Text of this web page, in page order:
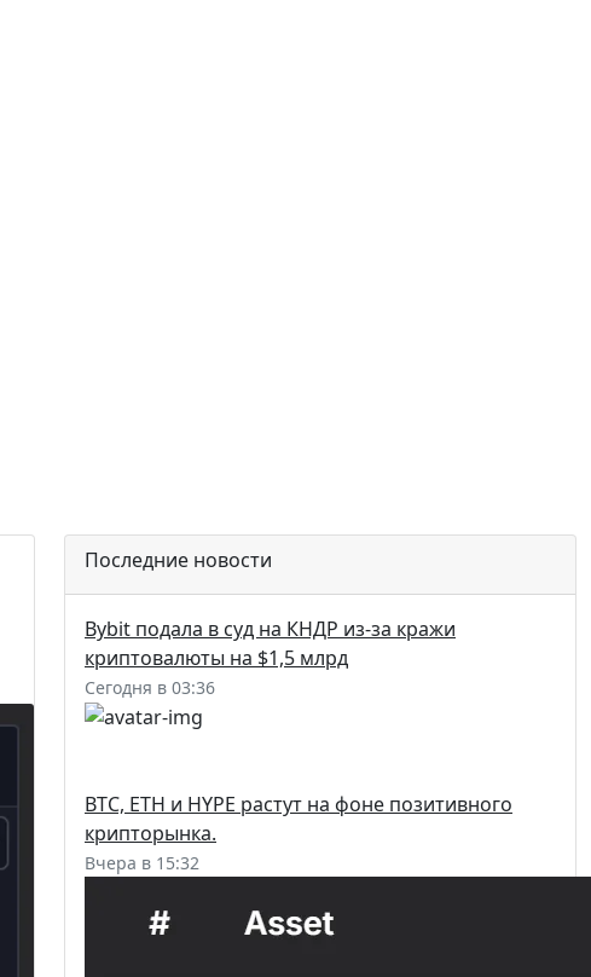
Последние новости
Bybit подала в суд на КНДР из-за кражи
криптовалюты на $1,5 млрд
Сегодня в 03:36
BTC, ETH и HYPE растут на фоне позитивного
крипторынка.
Вчера в 15:32